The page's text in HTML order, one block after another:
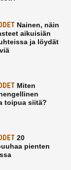
Nainen, näin
aikuisiän
ja löydät
Miten
toipua siitä?
20
pienten